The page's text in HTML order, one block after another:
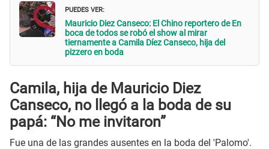
PUEDES VER:
Mauricio Diez Canseco: El Chino reportero de En
boca de todos se robó el show al mirar
tiernamente a Camila Díez Canseco, hija del
pizzero en boda
Camila, hija de Mauricio Diez
Canseco, no llegó a la boda de su
papá: “No me invitaron”
Fue una de las grandes ausentes en la boda del 'Palomo'.